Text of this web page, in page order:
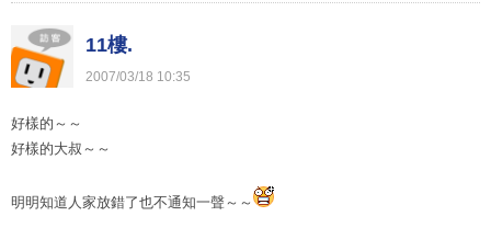
11樓.
2007/03/18 10:35
好樣的～～
好樣的大叔～～
明明知道人家放錯了也不通知一聲～～